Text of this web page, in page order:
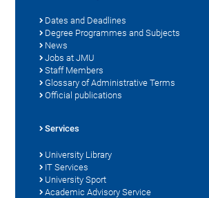
Dates and Deadlines
Degree Programmes and Subjects
News
Jobs at JMU
Staff Members
Glossary of Administrative Terms
Official publications
Services
University Library
IT Services
University Sport
Academic Advisory Service